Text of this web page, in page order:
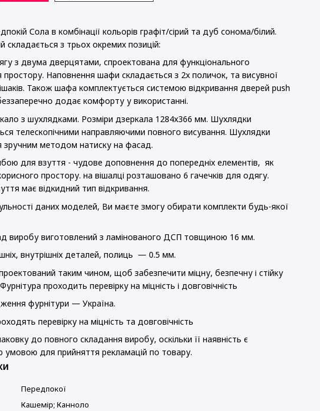
Сола в комбінації кольорів графіт/сірий та дуб сонома/білий.
складається з трьох окремих позицій:
з двума дверцятами, спроектована для функціонального
простору. Наповнення шафи складається з 2х поличок, та висувної
Також шафа комплектується системою відкривання дверей push
додає комфорту у використанні.
з шухлядками. Розміри дзеркала 1284х366 мм. Шухлядки
телескопічними направляючими повного висування. Шухлядки
зручним методом натиску на фасад.
для взуття - чудове доповнення до попередніх елементів, як
простору. на вішалці розташовано 6 гачечків для одягу.
має відкидний тип відкривання.
даних моделей, Ви маєте змогу обирати комплекти будь-якої
виробу виготовлений з ламінованого ДСП товщиною 16 мм.
внутрішніх деталей, полиць — 0.5 мм.
таким чином, щоб забезпечити міцну, безпечну і стійку
проходить перевірку на міцність і довговічність
фурнітури — Україна.
перевірку на міцність та довговічність
до повного складання виробу, оскільки її наявність є
умовою для прийняття рекламацій по товару.
Передпокої
Кашемір; Канноло